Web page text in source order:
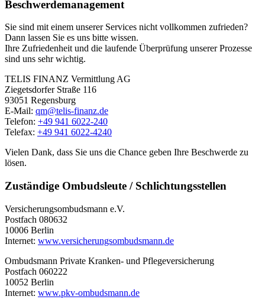
Beschwerdemanagement
Sie sind mit einem unserer Services nicht vollkommen zufrieden?
Dann lassen Sie es uns bitte wissen.
Ihre Zufriedenheit und die laufende Überprüfung unserer Prozesse
sind uns sehr wichtig.
TELIS FINANZ Vermittlung AG
Ziegetsdorfer Straße 116
93051 Regensburg
E-Mail: qm@telis-finanz.de
Telefon: +49 941 6022-240
Telefax: +49 941 6022-4240
Vielen Dank, dass Sie uns die Chance geben Ihre Beschwerde zu
lösen.
Zuständige Ombudsleute / Schlichtungsstellen
Versicherungsombudsmann e.V.
Postfach 080632
10006 Berlin
Internet: www.versicherungsombudsmann.de
Ombudsmann Private Kranken- und Pflegeversicherung
Postfach 060222
10052 Berlin
Internet: www.pkv-ombudsmann.de